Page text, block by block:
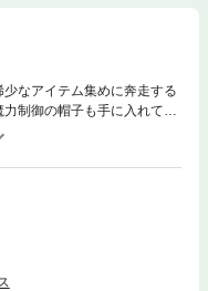
なアイテム集めに奔走する
制御の帽子も手に入れて、
突然リリィの“母親役”に名
指して、苦手な野菜を頑張
ずつ成長をしていく。そん
イスだけど……!?